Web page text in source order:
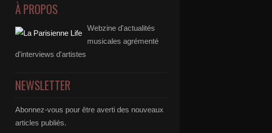
À PROPOS
Webzine d'actualités
musicales agrémenté
d'interviews d'artistes
NEWSLETTER
Abonnez-vous pour être averti des nouveaux
articles publiés.